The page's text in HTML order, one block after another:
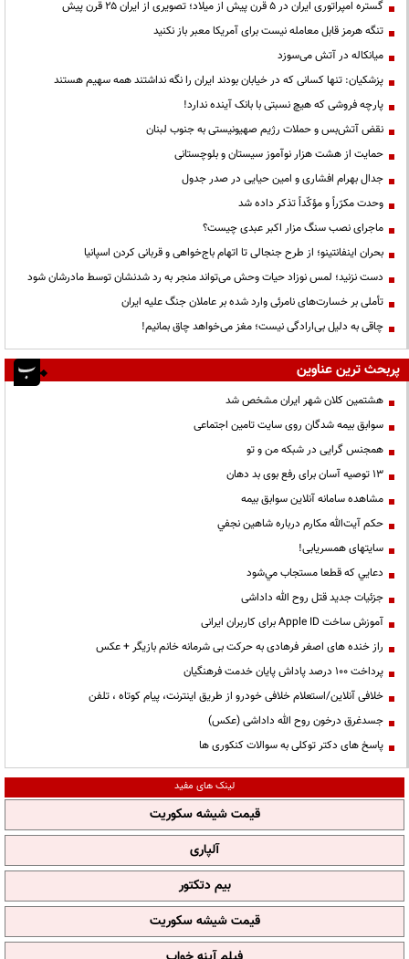
گستره امپراتوری ایران در ۵ قرن پیش از میلاد؛ تصویری از ایران ۲۵ قرن پیش
تنگه هرمز قابل معامله نیست برای آمریکا معبر باز نکنید
میانکاله در آتش می‌سوزد
پزشکیان: تنها کسانی که در خیابان بودند ایران را نگه نداشتند همه سهیم هستند
پارچه فروشی که هیچ نسبتی با بانک آینده ندارد!
نقض آتش‌بس و حملات رژیم صهیونیستی به جنوب لبنان
حمایت از هشت هزار نوآموز سیستان و بلوچستانی
جدال بهرام افشاری و امین حیایی در صدر جدول
وحدت مکرّراً و مؤکّداً تذکر داده شد
ماجرای نصب سنگ مزار اکبر عبدی چیست؟
بحران اینفانتینو؛ از طرح جنجالی تا اتهام باج‌خواهی و قربانی کردن اسپانیا
دست نزنید؛ لمس نوزاد حیات وحش می‌تواند منجر به رد شدنشان توسط مادرشان شود
تأملی بر خسارت‌های نامرئی وارد شده بر عاملان جنگ علیه ایران
چاقی به دلیل بی‌ارادگی نیست؛ مغز می‌خواهد چاق بمانیم!
پربحث ترین عناوین
هشتمین کلان شهر ایران مشخص شد
سوابق بیمه شدگان روی سایت تامین اجتماعی
همجنس گرایی در شبکه من و تو
13 توصیه آسان برای رفع بوی بد دهان
مشاهده سامانه آنلاين سوابق بیمه
حكم آيت‌الله مكارم درباره شاهين نجفي
سایتهای همسریابی!
دعايي كه قطعا مستجاب مي‌شود
جزئیات جدید قتل روح الله داداشی
آموزش ساخت Apple ID برای کاربران ایرانی
راز خنده های اصغر فرهادی به حرکت بی شرمانه خانم بازیگر + عکس
پرداخت ۱۰۰ درصد پاداش پایان خدمت فرهنگیان
خلافی آنلاین/استعلام خلافی خودرو از طریق اینترنت، پیام کوتاه ، تلفن
جسدغرق درخون روح الله داداشی (عکس)
پاسخ های دکتر توکلی به سوالات کنکوری ها
لینک های مفید
قیمت شیشه سکوریت
آلپاری
بیم دتکتور
قیمت شیشه سکوریت